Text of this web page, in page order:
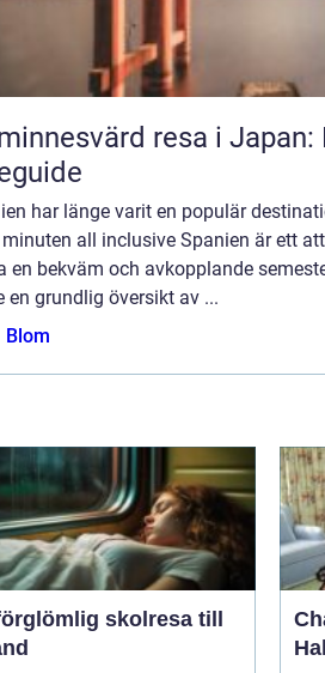
resa i
har länge varit en populär
all inclusive Spanien är ett
en bekväm och avkopplande
en grundlig översikt av ...
Blom
skolresa till